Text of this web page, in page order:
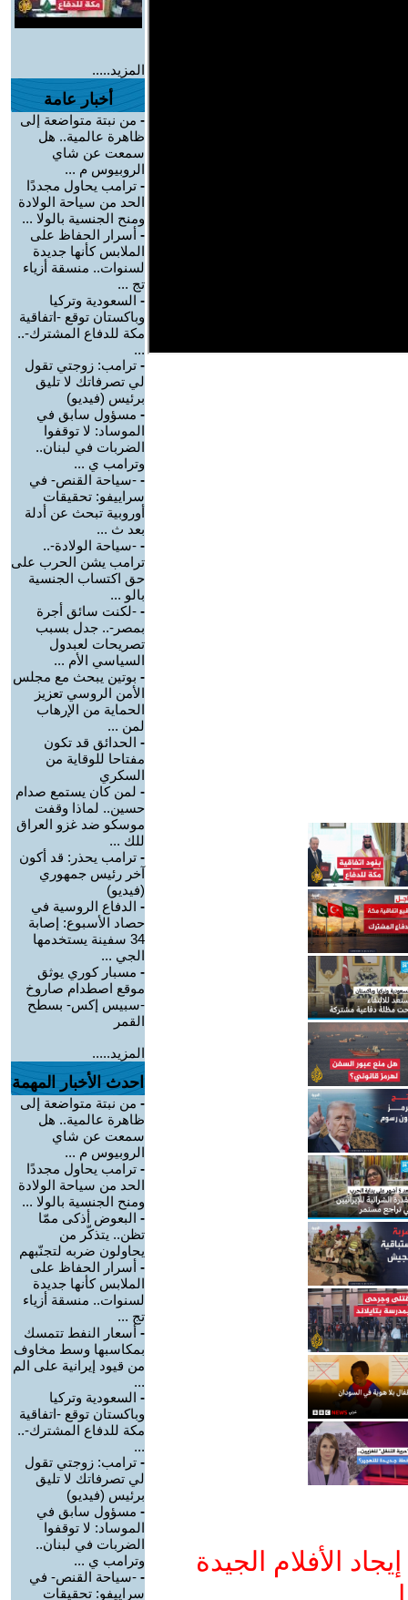
الأفلام الجيدة
المزيد.....
أخبار عامة
- من نبتة متواضعة إلى
ظاهرة عالمية.. هل
سمعت عن شاي
الروبيوس م ...
- ترامب يحاول مجددًا
الحد من سياحة الولادة
ومنح الجنسية بالولا ...
- أسرار الحفاظ على
الملابس كأنها جديدة
لسنوات.. منسقة أزياء
تج ...
- السعودية وتركيا
وباكستان توقع -اتفاقية
مكة للدفاع المشترك-..
...
- ترامب: زوجتي تقول
لي تصرفاتك لا تليق
برئيس (فيديو)
- مسؤول سابق في
الموساد: لا توقفوا
الضربات في لبنان..
وترامب ي ...
- -سياحة القنص- في
سراييفو: تحقيقات
أوروبية تبحث عن أدلة
بعد ث ...
- -سياحة الولادة-..
ترامب يشن الحرب على
حق اكتساب الجنسية
بالو ...
- -لكنت سائق أجرة
بمصر-.. جدل بسبب
تصريحات لعبدول
السياسي الأم ...
- بوتين يبحث مع مجلس
الأمن الروسي تعزيز
الحماية من الإرهاب
لمن ...
- الحدائق قد تكون
مفتاحا للوقاية من
السكري
- لمن كان يستمع صدام
حسين.. لماذا وقفت
موسكو ضد غزو العراق
للك ...
- ترامب يحذر: قد أكون
آخر رئيس جمهوري
(فيديو)
- الدفاع الروسية في
حصاد الأسبوع: إصابة
34 سفينة يستخدمها
الجي ...
- مسبار كوري يوثق
موقع اصطدام صاروخ
-سبيس إكس- بسطح
القمر
المزيد.....
احدث الأخبار المهمة
- من نبتة متواضعة إلى
ظاهرة عالمية.. هل
سمعت عن شاي
الروبيوس م ...
- ترامب يحاول مجددًا
الحد من سياحة الولادة
ومنح الجنسية بالولا ...
- البعوض أذكى ممّا
تظن.. يتذكّر من
يحاولون ضربه لتجنّبهم
- أسرار الحفاظ على
الملابس كأنها جديدة
لسنوات.. منسقة أزياء
تج ...
- أسعار النفط تتمسك
بمكاسبها وسط مخاوف
من قيود إيرانية على الم
...
- السعودية وتركيا
وباكستان توقع -اتفاقية
مكة للدفاع المشترك-..
...
- ترامب: زوجتي تقول
لي تصرفاتك لا تليق
برئيس (فيديو)
- مسؤول سابق في
الموساد: لا توقفوا
الضربات في لبنان..
وترامب ي ...
- -سياحة القنص- في
سراييفو: تحقيقات